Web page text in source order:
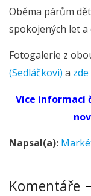
Oběma párům
spokojených let
Fotogalerie z
(Sedláčkovi) a
Více informací
Napsal(a):
Komentáře